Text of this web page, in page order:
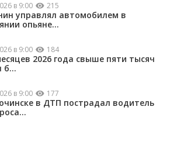
в 9:00 215
управлял автомобилем в
опьяне...
в 9:00 184
2026 года свыше пяти тысяч
б...
в 9:00 177
в ДТП пострадал водитель